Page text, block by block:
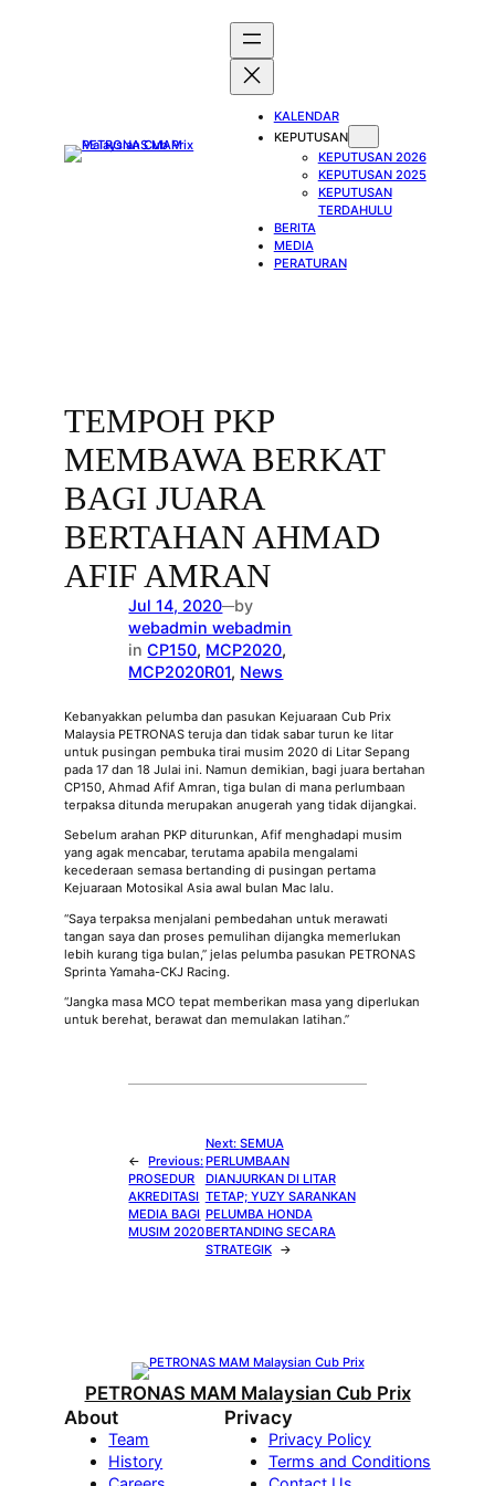
KALENDAR
KEPUTUSAN
KEPUTUSAN 2026
KEPUTUSAN 2025
KEPUTUSAN
TERDAHULU
BERITA
MEDIA
PERATURAN
TEMPOH PKP
MEMBAWA BERKAT
BAGI JUARA
BERTAHAN AHMAD
AFIF AMRAN
Jul 14, 2020—by
webadmin webadmin
inCP150, MCP2020
MCP2020R01, News
Kebanyakkan pelumba dan pasukan Kejuaraan Cub Prix
Malaysia PETRONAS teruja dan tidak sabar turun ke litar
untuk pusingan pembuka tirai musim 2020 di Litar Sepang
pada 17 dan 18 Julai ini. Namun demikian, bagi juara bertahan
CP150, Ahmad Afif Amran, tiga bulan di mana perlumbaan
terpaksa ditunda merupakan anugerah yang tidak dijangkai.
Sebelum arahan PKP diturunkan, Afif menghadapi musim
yang agak mencabar, terutama apabila mengalami
kecederaan semasa bertanding di pusingan pertama
Kejuaraan Motosikal Asia awal bulan Mac lalu.
“Saya terpaksa menjalani pembedahan untuk merawati
tangan saya dan proses pemulihan dijangka memerlukan
lebih kurang tiga bulan,” jelas pelumba pasukan PETRONAS
Sprinta Yamaha-CKJ Racing.
“Jangka masa MCO tepat memberikan masa yang diperlukan
untuk berehat, berawat dan memulakan latihan.”
←
Previous:
PROSEDUR
AKREDITASI
MEDIA BAGI
MUSIM 2020
Next: SEMUA
PERLUMBAAN
DIANJURKAN DI LITAR
TETAP; YUZY SARANKAN
PELUMBA HONDA
BERTANDING SECARA
STRATEGIK →
PETRONAS MAM Malaysian Cub Prix
About
Team
History
Privacy
Privacy Policy
Terms and Conditions